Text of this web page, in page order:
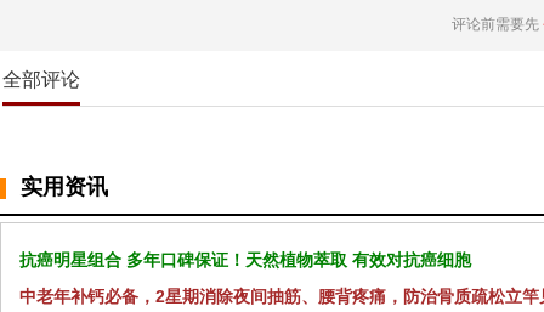
评论前需要先
全部评论
实用资讯
抗癌明星组合 多年口碑保证！天然植物萃取 有效对抗癌细胞
中老年补钙必备，2星期消除夜间抽筋、腰背疼痛，防治骨质疏松立竿